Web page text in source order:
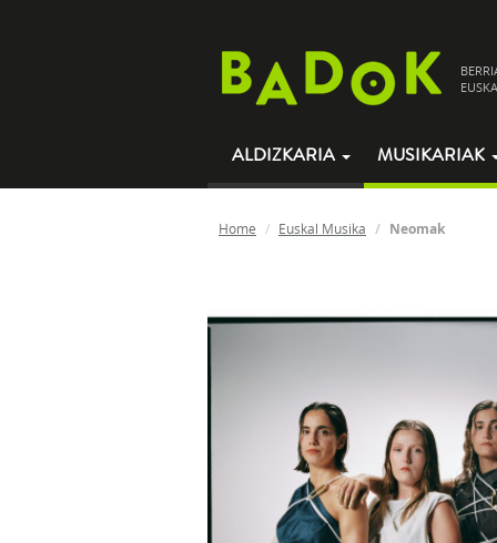
ALDIZKARIA MUSIKARIAK
Home Euskal Musika Neomak